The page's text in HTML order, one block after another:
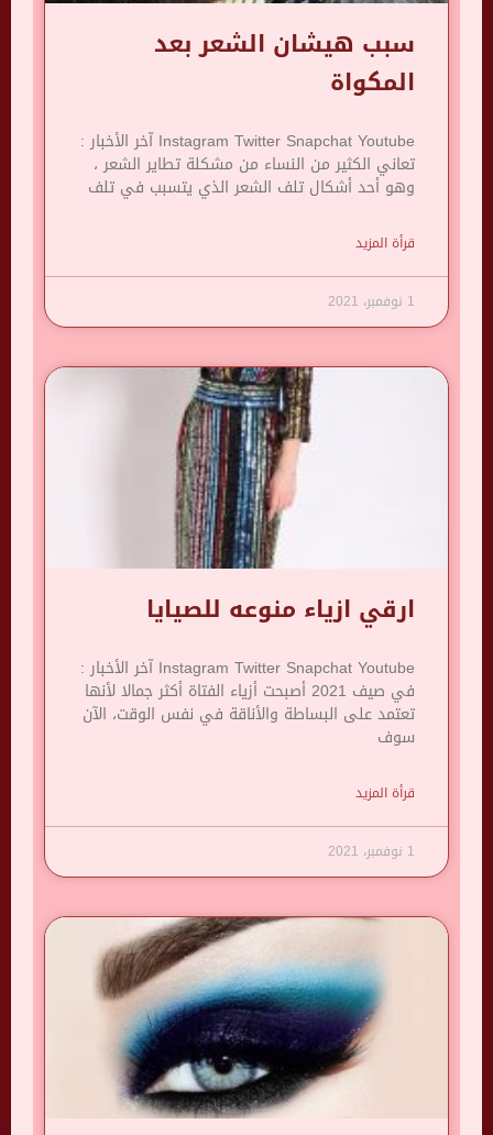
سبب هيشان الشعر بعد
المكواة
Instagram Twitter Snapchat Youtube آخر الأخبار :
تعاني الكثير من النساء من مشكلة تطاير الشعر ،
وهو أحد أشكال تلف الشعر الذي يتسبب في تلف
قرأة المزيد
1 نوفمبر، 2021
ارقي ازياء منوعه للصيايا
Instagram Twitter Snapchat Youtube آخر الأخبار :
في صيف 2021 أصبحت أزياء الفتاة أكثر جمالا لأنها
تعتمد على البساطة والأناقة في نفس الوقت، الآن
سوف
قرأة المزيد
1 نوفمبر، 2021